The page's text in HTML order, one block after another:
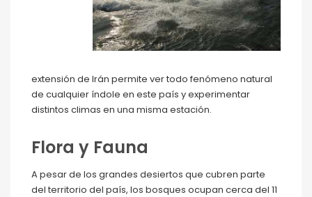
extensión de Irán permite ver todo fenómeno natural
de cualquier índole en este país y experimentar
distintos climas en una misma estación.
Flora y Fauna
A pesar de los grandes desiertos que cubren parte
del territorio del país, los bosques ocupan cerca del 11